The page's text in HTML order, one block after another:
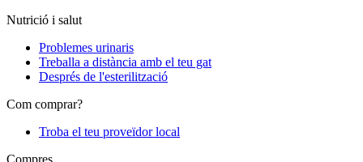
Nutrició i salut
Problemes urinaris
Treballa a distància amb el teu gat
Després de l'esterilització
Com comprar?
Troba el teu proveïdor local
Compres